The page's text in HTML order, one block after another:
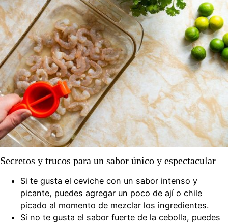
Secretos y trucos para un sabor único y espectacular
Si te gusta el ceviche con un sabor intenso y
picante, puedes agregar un poco de ají o chile
picado al momento de mezclar los ingredientes.
Si no te gusta el sabor fuerte de la cebolla, puedes